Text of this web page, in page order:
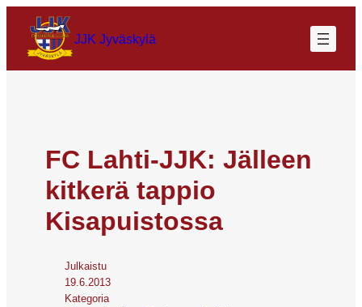
JJK Jyväskylä
FC Lahti-JJK: Jälleen
kitkerä tappio
Kisapuistossa
Julkaistu
19.6.2013
Kategoria